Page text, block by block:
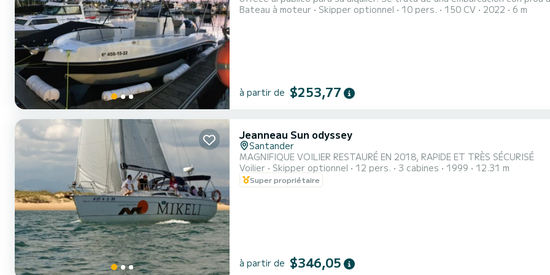
personas. Cabe la posibilidad de alquilar el barco con patrón, si no
Bateau à moteur Skipper optionnel 10 pers. 150 CV 2022 6 m
à partir de $253,77
Jeanneau Sun odyssey
Santander
MAGNIFIQUE VOILIER RESTAURÉ EN 2018, RAPIDE ET TRÈS SÉCURISÉ
Voilier
Skipper optionnel 12 pers. 3 cabines 1999 12.31 m
Super propriétaire
à partir de $346,05